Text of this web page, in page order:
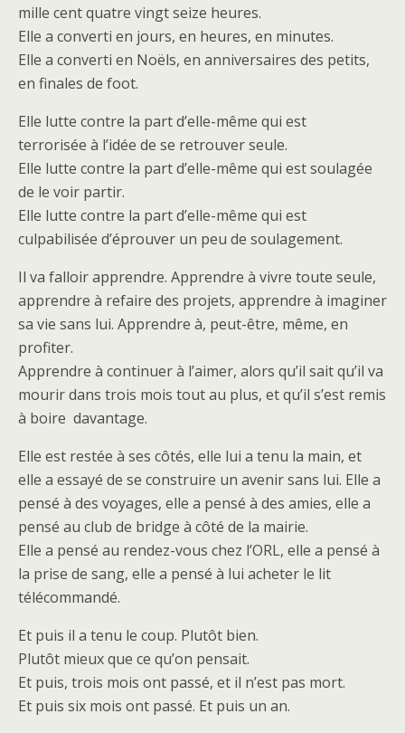
mille cent quatre vingt seize heures.
Elle a converti en jours, en heures, en minutes.
Elle a converti en Noëls, en anniversaires des petits,
en finales de foot.
Elle lutte contre la part d’elle-même qui est
terrorisée à l’idée de se retrouver seule.
Elle lutte contre la part d’elle-même qui est soulagée
de le voir partir.
Elle lutte contre la part d’elle-même qui est
culpabilisée d’éprouver un peu de soulagement.
Il va falloir apprendre. Apprendre à vivre toute seule,
apprendre à refaire des projets, apprendre à imaginer
sa vie sans lui. Apprendre à, peut-être, même, en
profiter.
Apprendre à continuer à l’aimer, alors qu’il sait qu’il va
mourir dans trois mois tout au plus, et qu’il s’est remis
à boire davantage.
Elle est restée à ses côtés, elle lui a tenu la main, et
elle a essayé de se construire un avenir sans lui. Elle a
pensé à des voyages, elle a pensé à des amies, elle a
pensé au club de bridge à côté de la mairie.
Elle a pensé au rendez-vous chez l’ORL, elle a pensé à
la prise de sang, elle a pensé à lui acheter le lit
télécommandé.
Et puis il a tenu le coup. Plutôt bien.
Plutôt mieux que ce qu’on pensait.
Et puis, trois mois ont passé, et il n’est pas mort.
Et puis six mois ont passé. Et puis un an.